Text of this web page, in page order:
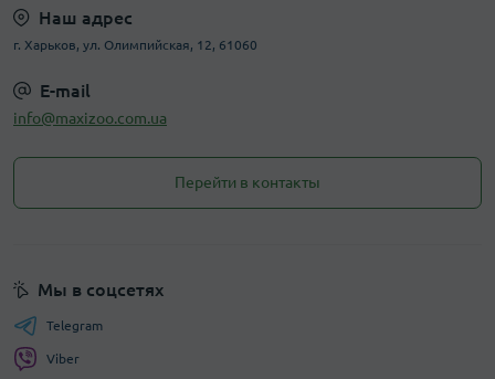
Наш адрес
г. Харьков, ул. Олимпийская, 12, 61060
E-mail
info@maxizoo.com.ua
Перейти в контакты
Мы в соцсетях
Telegram
Viber